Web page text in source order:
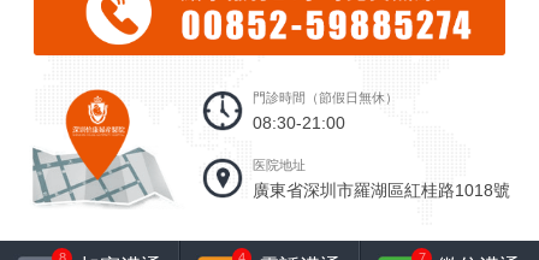
門診時間（節假日無休）
08:30-21:00
医院地址
廣東省深圳市羅湖區紅桂路1018號